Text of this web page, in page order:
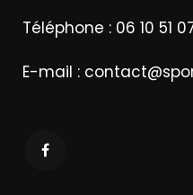
Téléphone : 06 10 51
E-mail :